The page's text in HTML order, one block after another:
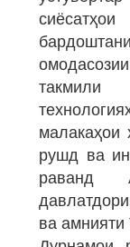
малакаҳои
рушд ва
раванд
ва амнияти